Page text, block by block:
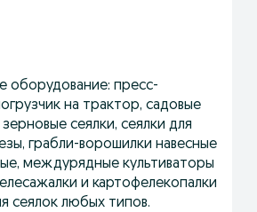
оборудование: пресс-
на трактор, садовые
сеялки, сеялки для
грабли-ворошилки навесные
междурядные культиваторы
и картофелекопалки
сеялок любых типов.